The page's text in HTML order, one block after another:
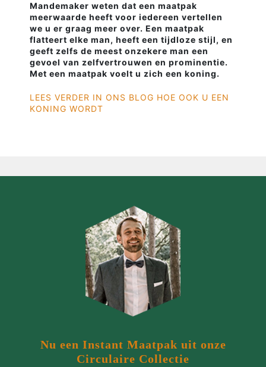
Mandemaker weten dat een maatpak
meerwaarde heeft voor iedereen vertellen
we u er graag meer over. Een maatpak
flatteert elke man, heeft een tijdloze stijl, en
geeft zelfs de meest onzekere man een
gevoel van zelfvertrouwen en prominentie.
Met een maatpak voelt u zich een koning.
LEES VERDER IN ONS BLOG HOE OOK U EEN
KONING WORDT
Nu een Instant Maatpak uit onze
Circulaire Collectie